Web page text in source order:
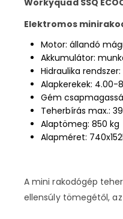
Elektromos
Motor: állandó
Akkumulátor:
Hidraulika
Alapkerekek:
Gém
Teherbírás max.:
Alaptömeg: 850 kg
Alapméret:
A mini rakodógép
ellensúly tömegétől,